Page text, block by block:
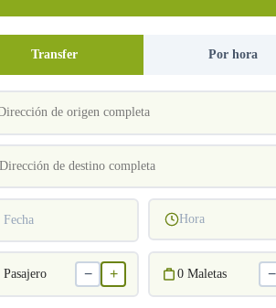
Transfer Por hora
Fecha Hora
Pasajero − + 0 Maletas −